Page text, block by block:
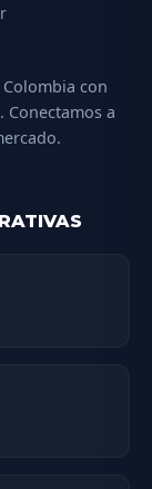
con
Conectamos a